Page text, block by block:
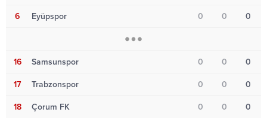
6 Eyüpspor 0 0 0
16 Samsunspor 0 0 0
17 Trabzonspor 0 0 0
18 Çorum FK 0 0 0